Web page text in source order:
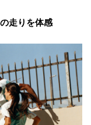
走りを体感